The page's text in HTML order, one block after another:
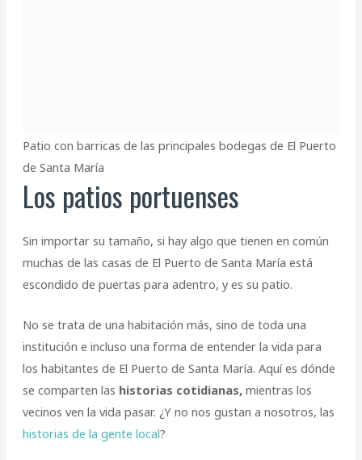
Patio con barricas de las principales bodegas de El Puerto
de Santa María
Los patios portuenses
Sin importar su tamaño, si hay algo que tienen en común
muchas de las casas de El Puerto de Santa María está
escondido de puertas para adentro, y es su patio.
No se trata de una habitación más, sino de toda una
institución e incluso una forma de entender la vida para
los habitantes de El Puerto de Santa María. Aquí es dónde
se comparten las historias cotidianas,mientras los
vecinos ven la vida pasar. ¿Y no nos gustan a nosotros, las
historias de la gente local?